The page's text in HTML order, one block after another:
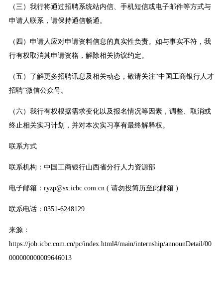
（三）我行将通过招聘系统站内信、手机短信或电子邮件等方式与
申请人联系，请保持通信畅通。
（四）申请人应对申请资料信息的真实性负责。如与事实不符，我
行有权取消其申请资格，解除相关协议约定。
（五）了解更多招聘讯息及相关动态，敬请关注“中国工商银行人才
招聘”微信公众号。
（六）我行有权根据需求变化以及报名情况等因素，调整、取消或
终止相关实习计划，并对本次实习享有最终解释权。
联系方式
联系机构：中国工商银行山西省分行人力资源部
电子邮箱：ryzp@sx.icbc.com.cn ( 请勿投简历至此邮箱 )
联系电话：0351-6248129
来源：
https://job.icbc.com.cn/pc/index.html#/main/internship/announDetail/00
000000000009646013